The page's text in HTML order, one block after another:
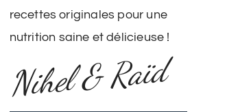
recettes originales pour une
nutrition saine et délicieuse !
Nihel & Raïd